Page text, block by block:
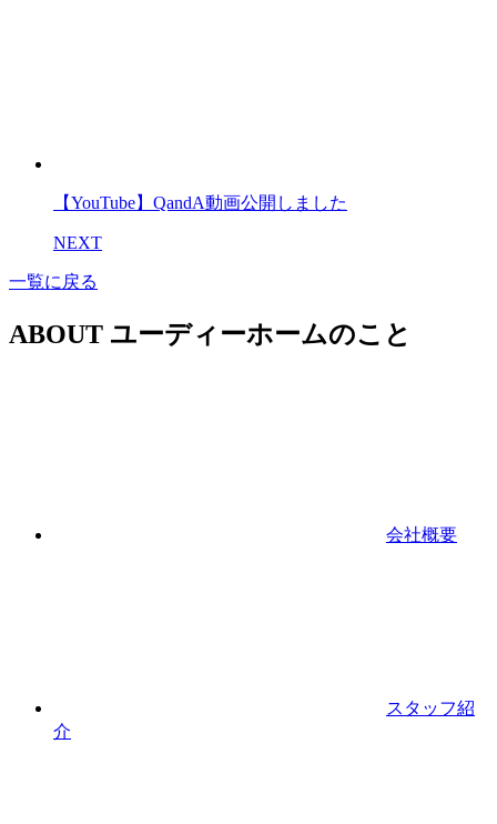
【YouTube】QandA動画公開しました
NEXT
一覧に戻る
ABOUT ユーディーホームのこと
会社概要
スタッフ紹
介